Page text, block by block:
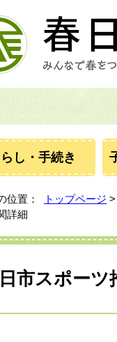
らし・手続き
位置： トップページ >
詳細
市スポー